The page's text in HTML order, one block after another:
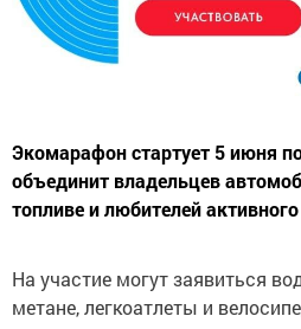
Экомарафон стартует 5 июня
объединит владельцев
топливе и любителей
На участие могут заявиться
метане, легкоатлеты и